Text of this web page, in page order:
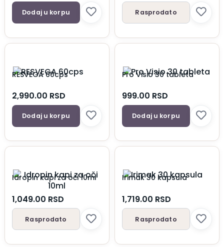
Dodaj u korpu Rasprodato
RESVEGA 60cps
2,990.00 RSD
Dodaj u korpu
Pro Visio 30 tableta
999.00 RSD
Dodaj u korpu
Idropin kapi za oči 10ml
1,049.00 RSD
Rasprodato
Irimak 30 kapsula
1,719.00 RSD
Rasprodato